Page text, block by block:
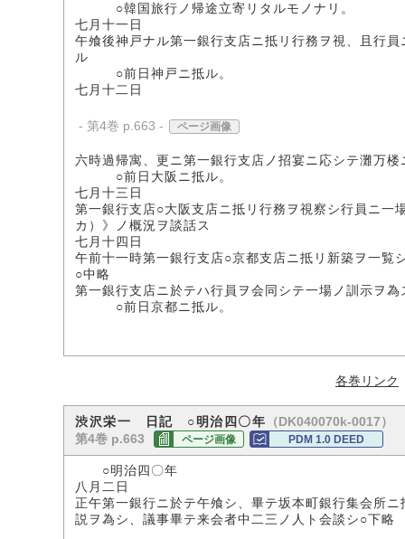
○韓国旅行ノ帰途立寄リタルモノナリ。
七月十一日
午飧後神戸ナル第一銀行支店ニ抵リ行務ヲ視、且行
ル
○前日神戸ニ抵ル。
七月十二日
- 第4巻 p.663 - ページ画像
六時過帰寓、更ニ第一銀行支店ノ招宴ニ応シテ灘万
○前日大阪ニ抵ル。
七月十三日
第一銀行支店○大阪支店ニ抵リ行務ヲ視察シ行員ニ一
カ）》ノ概況ヲ談話ス
七月十四日
午前十一時第一銀行支店○京都支店ニ抵リ新築ヲ一覧
○中略
第一銀行支店ニ於テハ行員ヲ会同シテ一場ノ訓示ヲ為
○前日京都ニ抵ル。
各巻リンク
渋沢栄一 日記 ○明治四〇年 （DK040070k-0017）
第4巻 p.663
ページ画像 PDM 1.0 DEED
○明治四〇年
八月二日
正午第一銀行ニ於テ午飧シ、畢テ坂本町銀行集会所
説ヲ為シ、議事畢テ来会者中二三ノ人ト会談シ○下略